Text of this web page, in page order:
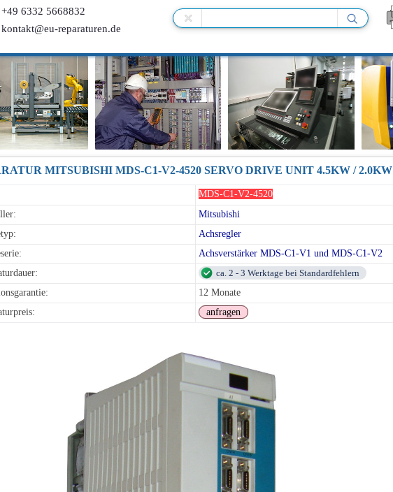
+49 6332 5668832
kontakt@eu-reparaturen.de
MITSUBISHI MDS-C1-V2-4520 SERVO DRIVE UNIT 4.5KW / 2.0KW
MDS-C1-V2-4520
Mitsubishi
Achsregler
Achsverstärker MDS-C1-V1 und MDS-C1-V2
ca. 2 - 3 Werktage bei Standardfehlern
12 Monate
anfragen